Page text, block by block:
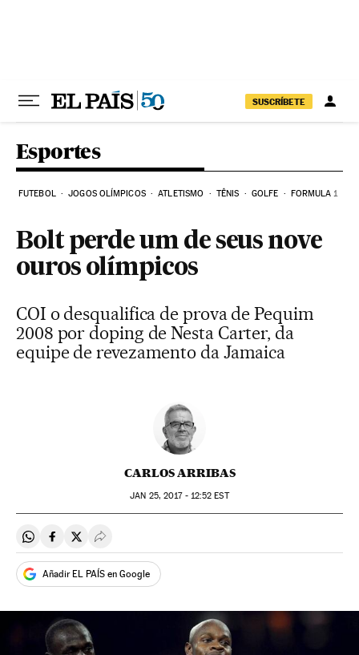
SUSCRÍBETE
Esportes
FUTEBOL JOGOS OLÍMPICOS ATLETISMO TÊNIS GOLFE FORMULA 1
Bolt perde um de seus nove
ouros olímpicos
COI o desqualifica de prova de Pequim
2008 por doping de Nesta Carter, da
equipe de revezamento da Jamaica
CARLOS ARRIBAS
JAN 25, 2017 - 12:52 EST
Compartir en Whatsapp
Compartir en Facebook
Compartir en Twitter
Desplegar Redes Sociales
Añadir EL PAÍS en Google